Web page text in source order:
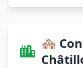
🏘️